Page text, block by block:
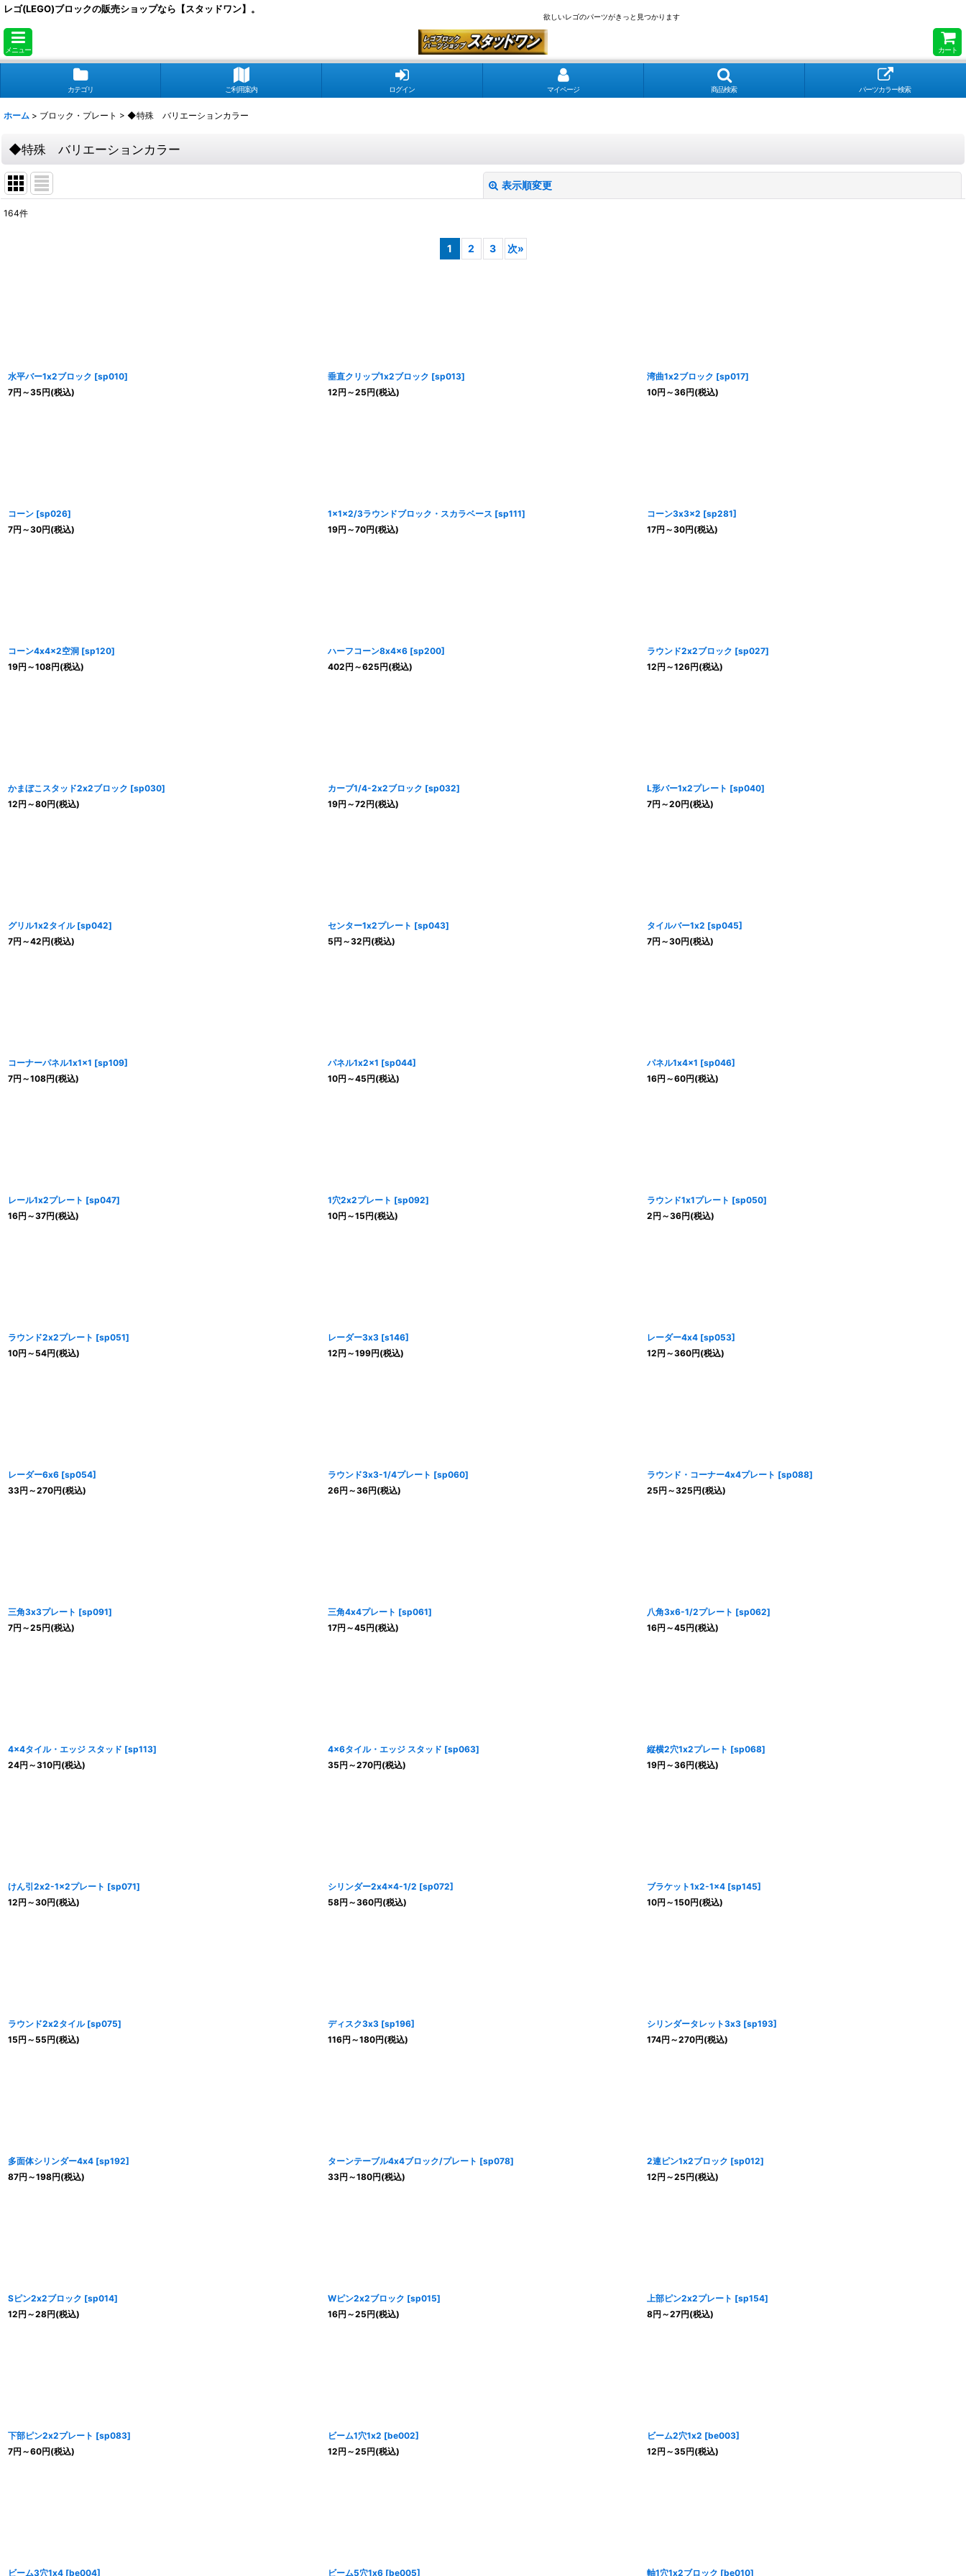
レゴ(LEGO)ブロックの販売ショップなら【スタッドワン】。
欲しいレゴのパーツがきっと見つかります
メニュー カート
カテゴリ ご利用案内 ログイン マイページ 商品検索 パーツカラー検索
ホーム > ブロック・プレート > ◆特殊 バリエーションカラー
◆特殊 バリエーションカラー
表示順変更
164件
1 2 3 次»
水平バー1x2ブロック [sp010]
7円 ～35円(税込)
垂直クリップ1x2ブロック [sp013]
12円 ～25円(税込)
湾曲1x2ブロック [sp017]
10円 ～36円(税込)
コーン [sp026]
7円 ～30円(税込)
1x1x2/3ラウンドブロック・スカラベース [sp111]
19円 ～70円(税込)
コーン3x3x2 [sp281]
17円 ～30円(税込)
コーン4x4x2空洞 [sp120]
19円 ～108円(税込)
ハーフコーン8x4x6 [sp200]
402円 ～625円(税込)
ラウンド2x2ブロック [sp027]
12円 ～126円(税込)
かまぼこスタッド2x2ブロック [sp030]
12円 ～80円(税込)
カーブ1/4-2x2ブロック [sp032]
19円 ～72円(税込)
L形バー1x2プレート [sp040]
7円 ～20円(税込)
グリル1x2タイル [sp042]
7円 ～42円(税込)
センター1x2プレート [sp043]
5円 ～32円(税込)
タイルバー1x2 [sp045]
7円 ～30円(税込)
コーナーパネル1x1x1 [sp109]
7円 ～108円(税込)
パネル1x2x1 [sp044]
10円 ～45円(税込)
パネル1x4x1 [sp046]
16円 ～60円(税込)
レール1x2プレート [sp047]
16円 ～37円(税込)
1穴2x2プレート [sp092]
10円 ～15円(税込)
ラウンド1x1プレート [sp050]
2円 ～36円(税込)
ラウンド2x2プレート [sp051]
10円 ～54円(税込)
レーダー3x3 [s146]
12円 ～199円(税込)
レーダー4x4 [sp053]
12円 ～360円(税込)
レーダー6x6 [sp054]
33円 ～270円(税込)
ラウンド3x3-1/4プレート [sp060]
26円 ～36円(税込)
ラウンド・コーナー4x4プレート [sp088]
25円 ～325円(税込)
三角3x3プレート [sp091]
7円 ～25円(税込)
三角4x4プレート [sp061]
17円 ～45円(税込)
八角3x6-1/2プレート [sp062]
16円 ～45円(税込)
4x4タイル・エッジ スタッド [sp113]
24円 ～310円(税込)
4x6タイル・エッジ スタッド [sp063]
35円 ～270円(税込)
縦横2穴1x2プレート [sp068]
19円 ～36円(税込)
けん引2x2-1x2プレート [sp071]
12円 ～30円(税込)
シリンダー2x4x4-1/2 [sp072]
58円 ～360円(税込)
ブラケット1x2-1x4 [sp145]
10円 ～150円(税込)
ラウンド2x2タイル [sp075]
15円 ～55円(税込)
ディスク3x3 [sp196]
116円 ～180円(税込)
シリンダータレット3x3 [sp193]
174円 ～270円(税込)
多面体シリンダー4x4 [sp192]
87円 ～198円(税込)
ターンテーブル4x4ブロック/プレート [sp078]
33円 ～180円(税込)
2連ピン1x2ブロック [sp012]
12円 ～25円(税込)
Sピン2x2ブロック [sp014]
12円 ～28円(税込)
Wピン2x2ブロック [sp015]
16円 ～25円(税込)
上部ピン2x2プレート [sp154]
8円 ～27円(税込)
下部ピン2x2プレート [sp083]
7円 ～60円(税込)
ビーム1穴1x2 [be002]
12円 ～25円(税込)
ビーム2穴1x2 [be003]
12円 ～35円(税込)
ビーム3穴1x4 [be004] ビーム5穴1x6 [be005] 軸1穴1x2ブロック [be010]